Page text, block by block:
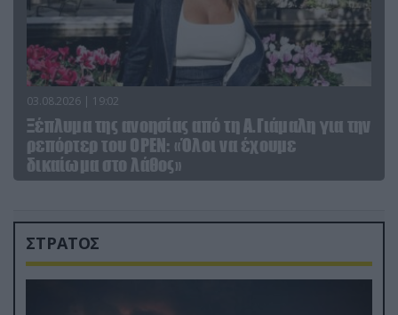
03.08.2026 | 19:02
Ξέπλυμα της ανοησίας από τη Α.Γιάμαλη για την
ρεπόρτερ του ΟΡΕΝ: «Όλοι να έχουμε
δικαίωμα στο λάθος»
ΣΤΡΑΤΟΣ